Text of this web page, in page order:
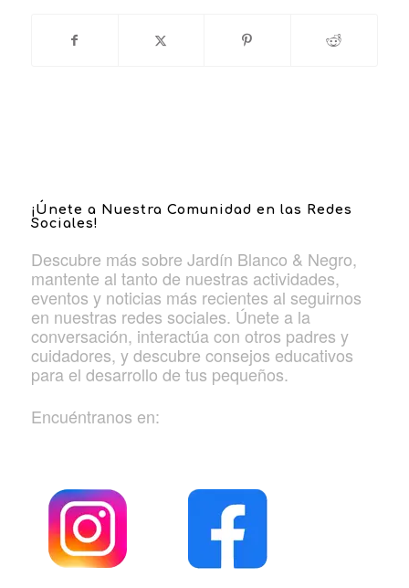
¡Únete a Nuestra Comunidad en las Redes
Sociales!
Descubre más sobre Jardín Blanco & Negro,
mantente al tanto de nuestras actividades,
eventos y noticias más recientes al seguirnos
en nuestras redes sociales. Únete a la
conversación, interactúa con otros padres y
cuidadores, y descubre consejos educativos
para el desarrollo de tus pequeños.
Encuéntranos en: